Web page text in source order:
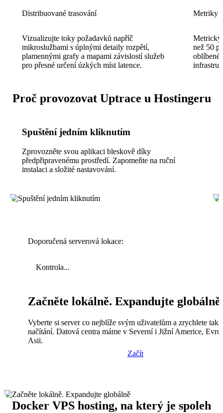
Distribuované trasování
Vizualizujte toky požadavků napříč
mikroslužbami s úplnými detaily rozpětí,
plamennými grafy a mapami závislostí služeb
pro přesné určení úzkých míst latence.
Metriky
Metrický
než 50
oblíbené
Proč provozovat Uptrace u Hostingeru
Spuštění jedním kliknutím
Zprovozněte svou aplikaci bleskově díky
předpřipravenému prostředí. Zapomeňte na ruční
instalaci a složité nastavování.
Doporučená serverová lokace:
Kontrola...
Začněte lokálně. Expandujte globálně
Vyberte si server co nejblíže svým uživatelům a zrychlete tak
načítání. Datová centra máme v Severní i Jižní Americe,
Asii.
Začít
Docker VPS hosting, na který je spoleh